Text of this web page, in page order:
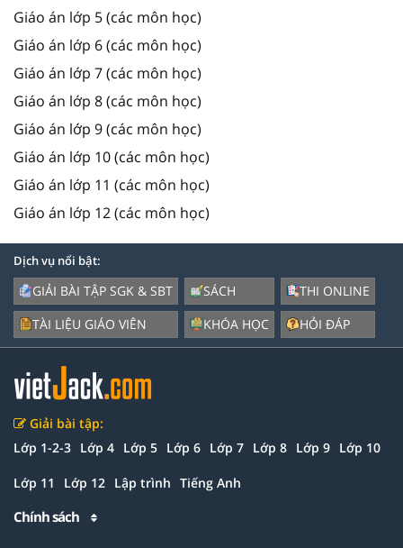
Giáo án lớp 5 (các môn học)
Giáo án lớp 6 (các môn học)
Giáo án lớp 7 (các môn học)
Giáo án lớp 8 (các môn học)
Giáo án lớp 9 (các môn học)
Giáo án lớp 10 (các môn học)
Giáo án lớp 11 (các môn học)
Giáo án lớp 12 (các môn học)
Dịch vụ nổi bật:
GIẢI BÀI TẬP SGK & SBT
TÀI LIỆU GIÁO VIÊN
SÁCH
KHÓA HỌC
THI ONLINE
HỎI ĐÁP
Giải bài tập:
Lớp 1-2-3 Lớp 4 Lớp 5 Lớp 6 Lớp 7 Lớp 8 Lớp 9 Lớp 10
Lớp 11 Lớp 12 Lập trình Tiếng Anh
Chính sách